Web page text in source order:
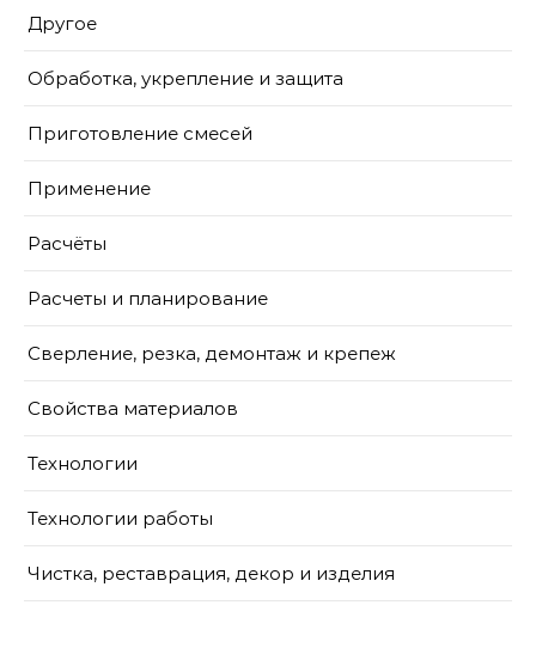
Другое
Обработка, укрепление и защита
Приготовление смесей
Применение
Расчёты
Расчеты и планирование
Сверление, резка, демонтаж и крепеж
Свойства материалов
Технологии
Технологии работы
Чистка, реставрация, декор и изделия